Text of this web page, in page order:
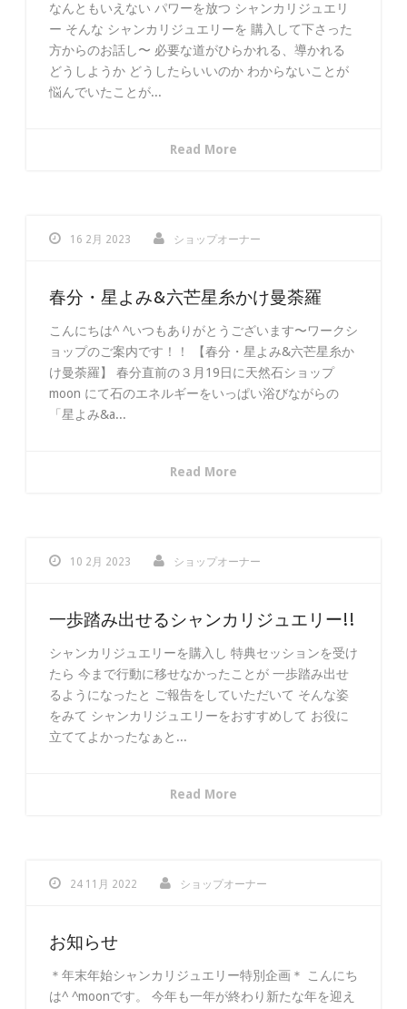
なんともいえない パワーを放つ シャンカリジュエリ
ー そんな シャンカリジュエリーを 購入して下さった
方からのお話し〜 必要な道がひらかれる、導かれる
どうしようか どうしたらいいのか わからないことが
悩んでいたことが...
Read More
16 2月 2023 ショップオーナー
春分・星よみ&六芒星糸かけ曼荼羅
こんにちは^ ^いつもありがとうございます〜ワークシ
ョップのご案内です！！ 【春分・星よみ&六芒星糸か
け曼荼羅】 春分直前の３月19日に天然石ショップ
moon にて石のエネルギーをいっぱい浴びながらの
「星よみ&a...
Read More
10 2月 2023 ショップオーナー
一歩踏み出せるシャンカリジュエリー!!
シャンカリジュエリーを購入し 特典セッションを受け
たら 今まで行動に移せなかったことが 一歩踏み出せ
るようになったと ご報告をしていただいて そんな姿
をみて シャンカリジュエリーをおすすめして お役に
立ててよかったなぁと...
Read More
24 11月 2022 ショップオーナー
お知らせ
＊年末年始シャンカリジュエリー特別企画＊ こんにち
は^ ^moonです。 今年も一年が終わり新たな年を迎え